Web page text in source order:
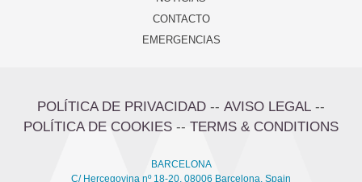
CONTACTO
EMERGENCIAS
POLÍTICA DE PRIVACIDAD -- AVISO LEGAL --
POLÍTICA DE COOKIES -- TERMS & CONDITIONS
BARCELONA
C/ Hercegovina nº 18-20, 08006 Barcelona, Spain